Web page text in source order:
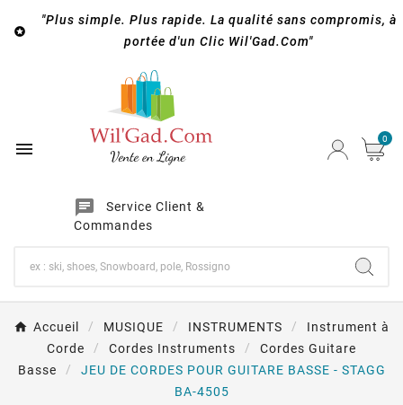

"Plus simple. Plus rapide. La qualité sans compromis, à
portée d'un Clic Wil'Gad.Com"

chat
Service Client &
Commandes
0
Accueil MUSIQUE INSTRUMENTS
Instrument à
Corde
Cordes Instruments
Cordes Guitare
Basse
JEU DE CORDES POUR GUITARE BASSE - STAGG
BA-4505